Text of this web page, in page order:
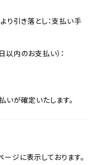
り引き落とし：支払い手
内のお支払い）：
いが確定いたします。
ジに表示しております。